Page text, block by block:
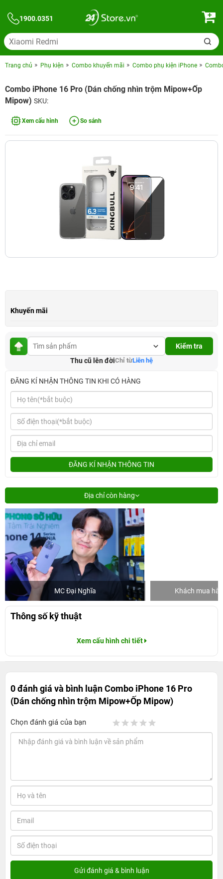
1900.0351
Trang chủ Phụ kiện Combo khuyến mãi Combo phụ kiện iPhone
Combo iPhone 16 Pro (Dán chống nhìn trộm Mipow+Ốp
Mipow) SKU:
Xem cấu hình So sánh
Khuyến mãi
Kiểm tra
Thu cũ lên đờiChỉ từLiên hệ
ĐĂNG KÍ NHẬN THÔNG TIN KHI CÓ HÀNG
ĐĂNG KÍ NHẬN THÔNG TIN
Địa chỉ còn hàng
MC Đại Nghĩa Khách mua
Thông số kỹ thuật
Xem cấu hình chi tiết
0 đánh giá và bình luậnCombo iPhone 16 Pro
(Dán chống nhìn trộm Mipow+Ốp Mipow)
Chọn đánh giá của bạn